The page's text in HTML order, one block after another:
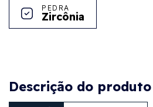
PEDRA
Zircônia
Descrição do produto